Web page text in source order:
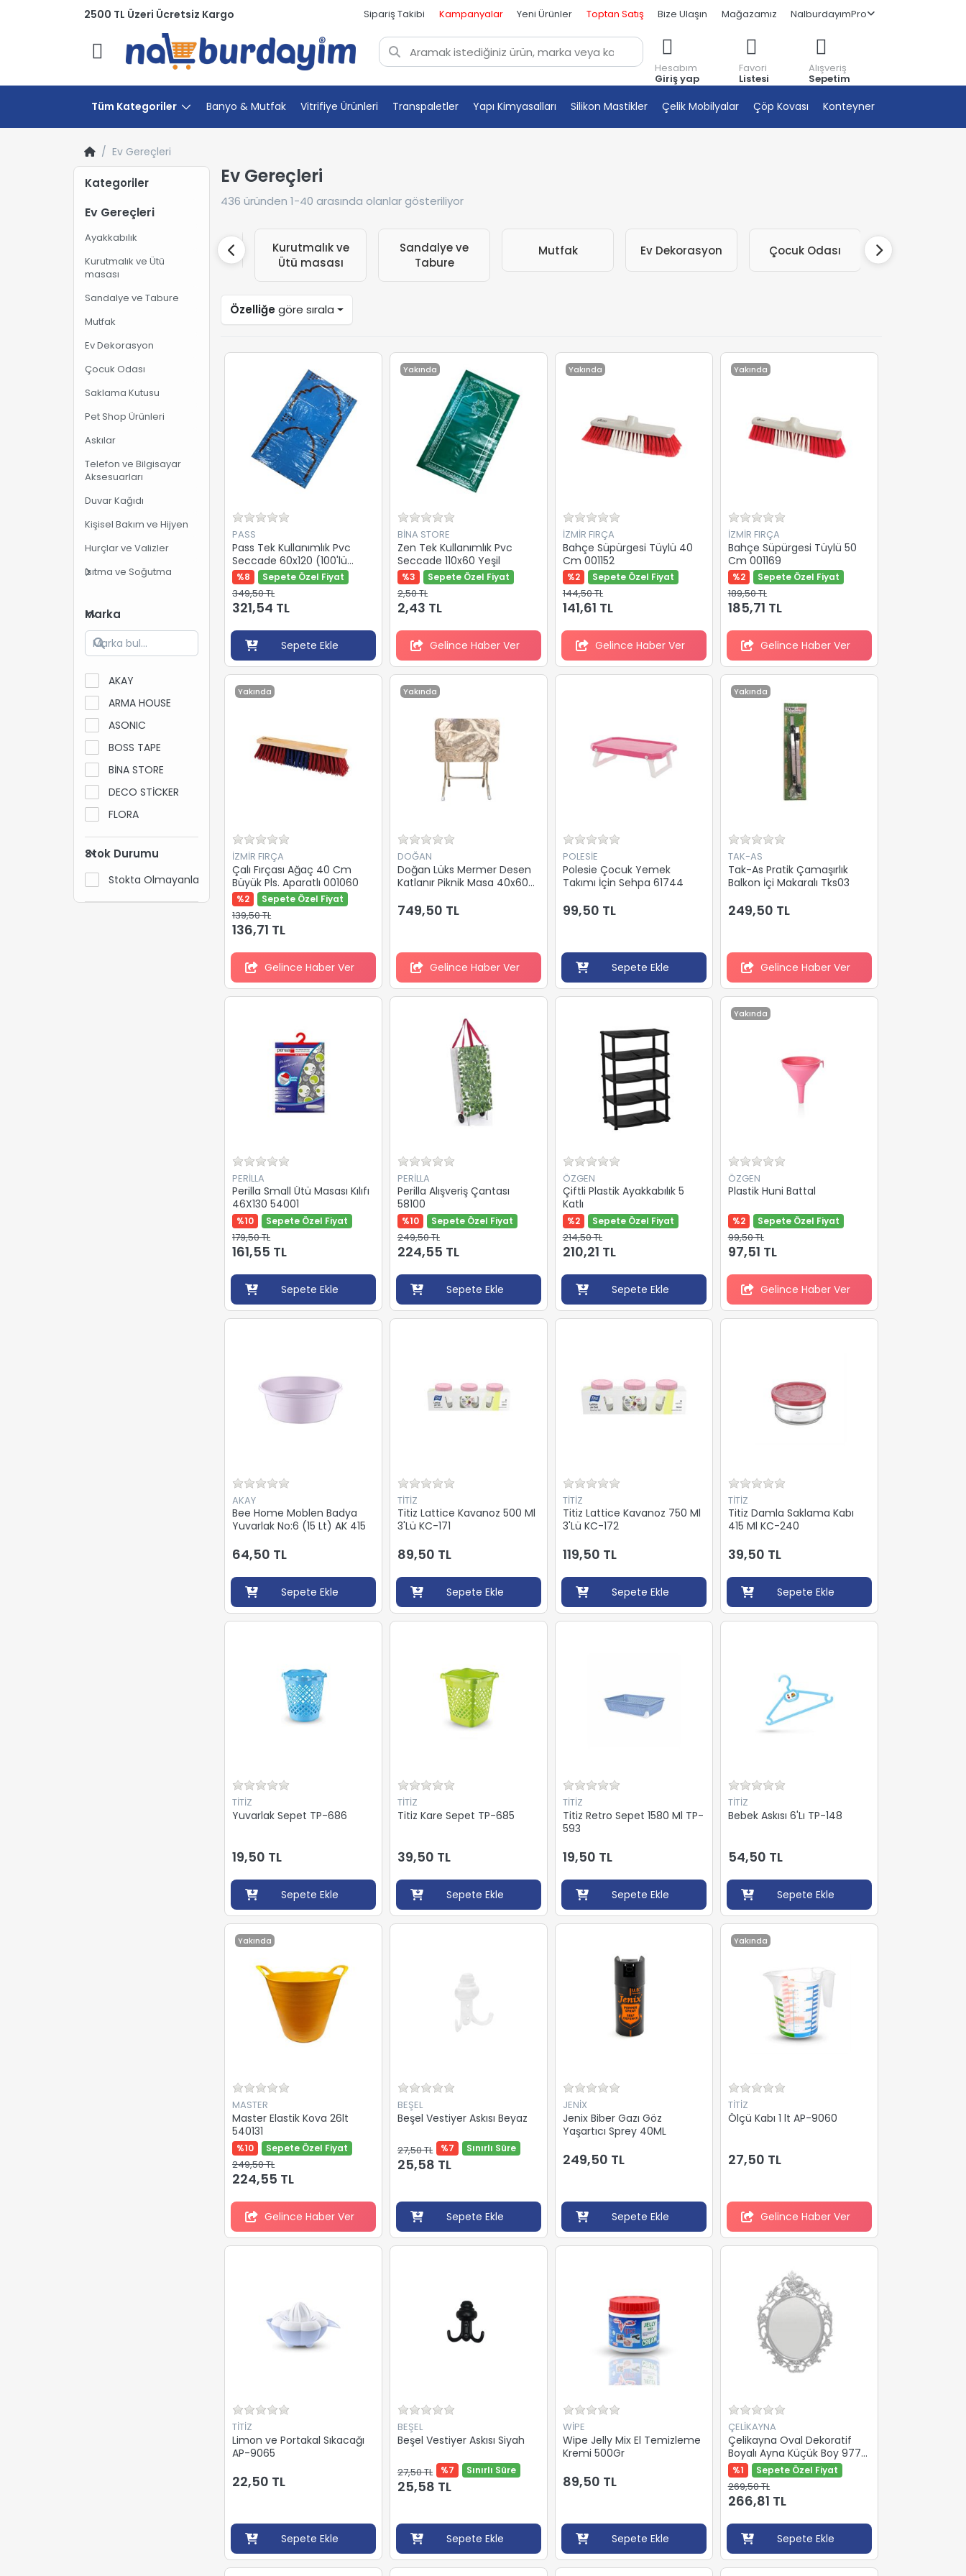
2500 TL Üzeri Ücretsiz Kargo Sipariş Takibi Kampanyalar Yeni Ürünler Toptan Satış Bize Ulaşın Mağazamız NalburdayımPro
Menü
Hesabım
Giriş yap
Favori
Listesi
Alışveriş
Sepetim
Tüm Kategoriler Banyo & Mutfak Vitrifiye Ürünleri Transpaletler Yapı Kimyasalları Silikon Mastikler Çelik Mobilyalar Çöp Kovası Konteyner
Ev Gereçleri
Kategoriler
Ev Gereçleri
Ayakkabılık
Kurutmalık ve Ütü
masası
Sandalye ve Tabure
Mutfak
Ev Dekorasyon
Çocuk Odası
Saklama Kutusu
Pet Shop Ürünleri
Askılar
Telefon ve Bilgisayar
Aksesuarları
Duvar Kağıdı
Kişisel Bakım ve Hijyen
Hurçlar ve Valizler
Isıtma ve Soğutma
Marka
AKAY
ARMA HOUSE
ASONIC
BOSS TAPE
BİNA STORE
DECO STİCKER
FLORA
MİKADO
NEMKAR
NOBEL
PERİLLA
Stok Durumu
Stokta Olmayanları Gizle
Ev Gereçleri
436 üründen 1-40 arasında olanlar gösteriliyor
Kurutmalık ve
Ütü masası
Sandalye ve
Tabure
Mutfak Ev Dekorasyon Çocuk Odası Saklama
Özelliğegöre sırala
PASS
Pass Tek Kullanımlık Pvc
Seccade 60x120 (100'lü
Paket)
%8 Sepete Özel Fiyat
349,50 TL
321,54 TL
Sepete Ekle
Yakında
BİNA STORE
Zen Tek Kullanımlık Pvc
Seccade 110x60 Yeşil
%3 Sepete Özel Fiyat
2,50 TL
2,43 TL
Gelince Haber Ver
Yakında
İZMİR FIRÇA
Bahçe Süpürgesi Tüylü 40
Cm 001152
%2 Sepete Özel Fiyat
144,50 TL
141,61 TL
Gelince Haber Ver
Yakında
İZMİR FIRÇA
Bahçe Süpürgesi Tüylü 50
Cm 001169
%2 Sepete Özel Fiyat
189,50 TL
185,71 TL
Gelince Haber Ver
Yakında
İZMİR FIRÇA
Çalı Fırçası Ağaç 40 Cm
Büyük Pls. Aparatlı 001060
%2 Sepete Özel Fiyat
139,50 TL
136,71 TL
Gelince Haber Ver
Yakında
DOĞAN
Doğan Lüks Mermer Desen
Katlanır Piknik Masa 40x60
749,50 TL
Gelince Haber Ver
POLESİE
Polesie Çocuk Yemek
Takımı İçin Sehpa 61744
99,50 TL
Sepete Ekle
Yakında
TAK-AS
Tak-As Pratik Çamaşırlık
Balkon İçi Makaralı Tks03
249,50 TL
Gelince Haber Ver
PERİLLA
Perilla Small Ütü Masası Kılıfı
46X130 54001
%10 Sepete Özel Fiyat
179,50 TL
161,55 TL
Sepete Ekle
PERİLLA
Perilla Alışveriş Çantası
58100
%10 Sepete Özel Fiyat
249,50 TL
224,55 TL
Sepete Ekle
ÖZGEN
Çiftli Plastik Ayakkabılık 5
Katlı
%2 Sepete Özel Fiyat
214,50 TL
210,21 TL
Sepete Ekle
Yakında
ÖZGEN
Plastik Huni Battal
%2 Sepete Özel Fiyat
99,50 TL
97,51 TL
Gelince Haber Ver
AKAY
Bee Home Moblen Badya
Yuvarlak No:6 (15 Lt) AK 415
64,50 TL
Sepete Ekle
TİTİZ
Titiz Lattice Kavanoz 500 Ml
3'Lü KC-171
89,50 TL
Sepete Ekle
TİTİZ
Titiz Lattice Kavanoz 750 Ml
3'Lü KC-172
119,50 TL
Sepete Ekle
TİTİZ
Titiz Damla Saklama Kabı
415 Ml KC-240
39,50 TL
Sepete Ekle
TİTİZ
Yuvarlak Sepet TP-686
19,50 TL
Sepete Ekle
TİTİZ
Titiz Kare Sepet TP-685
39,50 TL
Sepete Ekle
TİTİZ
Titiz Retro Sepet 1580 Ml TP-
593
19,50 TL
Sepete Ekle
TİTİZ
Bebek Askısı 6'Lı TP-148
54,50 TL
Sepete Ekle
Yakında
MASTER
Master Elastik Kova 26lt
540131
%10 Sepete Özel Fiyat
249,50 TL
224,55 TL
Gelince Haber Ver
BEŞEL
Beşel Vestiyer Askısı Beyaz
%7 Sınırlı Süre
27,50 TL
25,58 TL
Sepete Ekle
JENİX
Jenix Biber Gazı Göz
Yaşartıcı Sprey 40ML
249,50 TL
Sepete Ekle
Yakında
TİTİZ
Ölçü Kabı 1 lt AP-9060
27,50 TL
Gelince Haber Ver
TİTİZ
Limon ve Portakal Sıkacağı
AP-9065
22,50 TL
Sepete Ekle
BEŞEL
Beşel Vestiyer Askısı Siyah
%7 Sınırlı Süre
27,50 TL
25,58 TL
Sepete Ekle
WİPE
Wipe Jelly Mix El Temizleme
Kremi 500Gr
89,50 TL
Sepete Ekle
ÇELİKAYNA
Çelikayna Oval Dekoratif
Boyalı Ayna Küçük Boy 977
61X44X2Cm
%1 Sepete Özel Fiyat
269,50 TL
266,81 TL
Sepete Ekle